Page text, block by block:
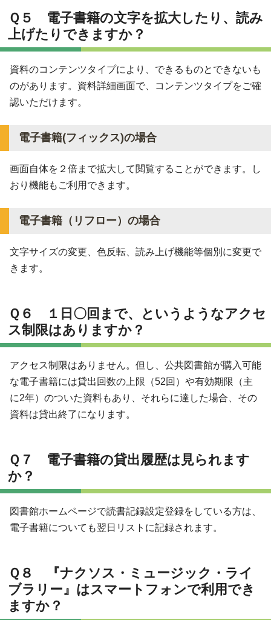
Ｑ５ 電子書籍の文字を拡大したり、読み
上げたりできますか？
資料のコンテンツタイプにより、できるものとできないも
のがあります。資料詳細画面で、コンテンツタイプをご確
認いただけます。
電子書籍(フィックス)の場合
画面自体を２倍まで拡大して閲覧することができます。し
おり機能もご利用できます。
電子書籍（リフロー）の場合
文字サイズの変更、色反転、読み上げ機能等個別に変更で
きます。
Ｑ６ １日〇回まで、というようなアクセ
ス制限はありますか？
アクセス制限はありません。但し、公共図書館が購入可能
な電子書籍には貸出回数の上限（52回）や有効期限（主
に2年）のついた資料もあり、それらに達した場合、その
資料は貸出終了になります。
Ｑ７ 電子書籍の貸出履歴は見られます
か？
図書館ホームページで読書記録設定登録をしている方は、
電子書籍についても翌日リストに記録されます。
Ｑ８ 『ナクソス・ミュージック・ライ
ブラリー』はスマートフォンで利用でき
ますか？